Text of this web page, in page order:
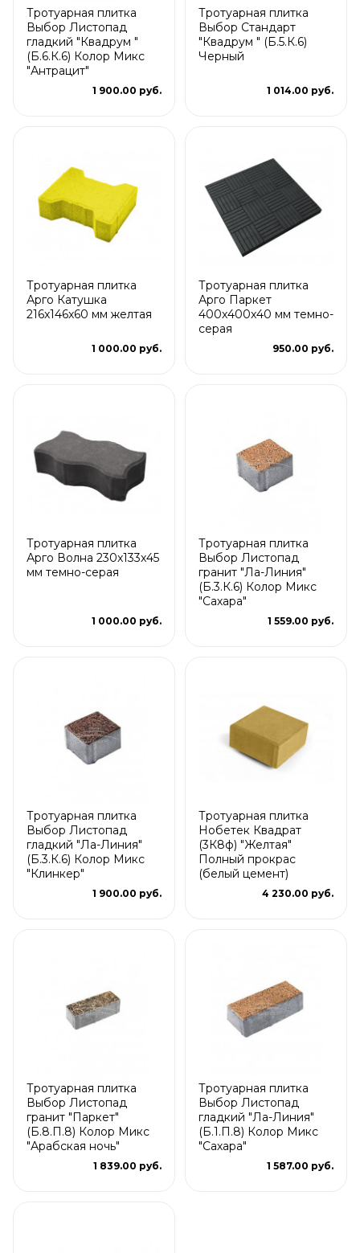
Тротуарная плитка
Выбор Листопад
гладкий "Квадрум "
(Б.6.К.6) Колор Микс
"Антрацит"
1 900.00 руб.
Тротуарная плитка
Выбор Стандарт
"Квадрум " (Б.5.К.6)
Черный
1 014.00 руб.
Тротуарная плитка
Арго Катушка
216x146x60 мм желтая
1 000.00 руб.
Тротуарная плитка
Арго Паркет
400x400x40 мм темно-
серая
950.00 руб.
Тротуарная плитка
Арго Волна 230x133x45
мм темно-серая
1 000.00 руб.
Тротуарная плитка
Выбор Листопад
гранит "Ла-Линия"
(Б.3.К.6) Колор Микс
"Сахара"
1 559.00 руб.
Тротуарная плитка
Выбор Листопад
гладкий "Ла-Линия"
(Б.3.К.6) Колор Микс
"Клинкер"
1 900.00 руб.
Тротуарная плитка
Нобетек Квадрат
(3К8ф) "Желтая"
Полный прокрас
(белый цемент)
4 230.00 руб.
Тротуарная плитка
Выбор Листопад
гранит "Паркет"
(Б.8.П.8) Колор Микс
"Арабская ночь"
1 839.00 руб.
Тротуарная плитка
Выбор Листопад
гладкий "Ла-Линия"
(Б.1.П.8) Колор Микс
"Сахара"
1 587.00 руб.